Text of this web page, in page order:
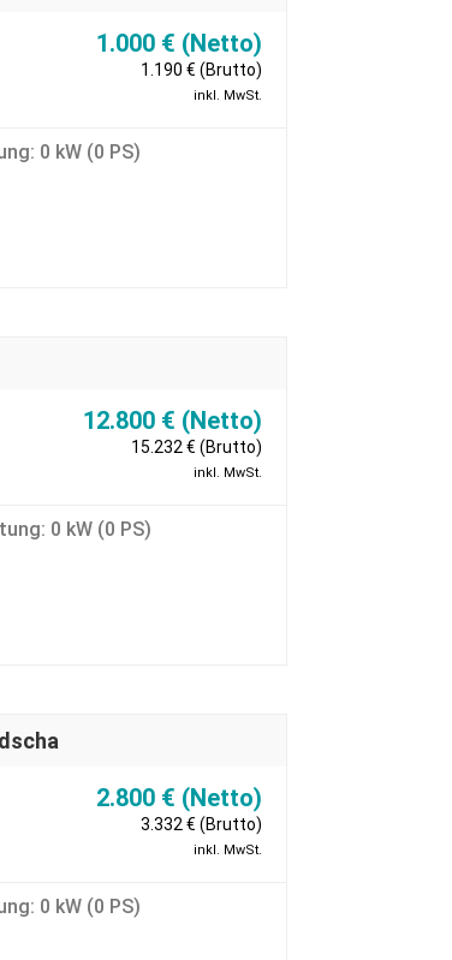
1.000 € (Netto)
1.190 € (Brutto)
inkl. MwSt.
0 kW (0 PS)
12.800 € (Netto)
15.232 € (Brutto)
inkl. MwSt.
0 kW (0 PS)
2.800 € (Netto)
3.332 € (Brutto)
inkl. MwSt.
0 kW (0 PS)